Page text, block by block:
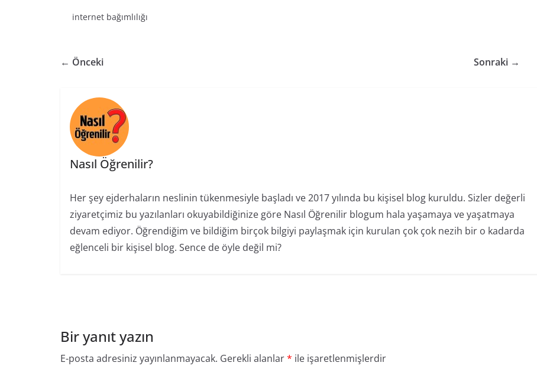
internet bağımlılığı
← Önceki Sonraki →
Nasıl Öğrenilir?
Her şey ejderhaların neslinin tükenmesiyle başladı ve 2017 yılında bu kişisel blog kuruldu. Sizler değerli
ziyaretçimiz bu yazılanları okuyabildiğinize göre Nasıl Öğrenilir blogum hala yaşamaya ve yaşatmaya
devam ediyor. Öğrendiğim ve bildiğim birçok bilgiyi paylaşmak için kurulan çok çok nezih bir o kadarda
eğlenceli bir kişisel blog. Sence de öyle değil mi?
Bir yanıt yazın
E-posta adresiniz yayınlanmayacak. Gerekli alanlar* ile işaretlenmişlerdir